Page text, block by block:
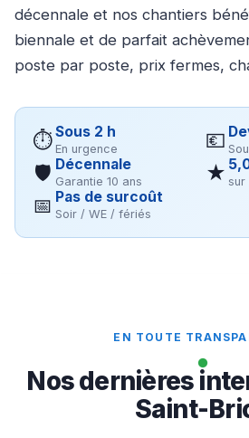
décennale et nos chantiers
biennale et de parfait
poste par poste, prix fermes,
⏱Sous 2 h
En urgence 💶
🛡 Décennale
Garantie 10 ans ★ sur
📅 Pas de surcoût
Soir / WE / fériés
EN TOUTE
Nos dernières
Saint-